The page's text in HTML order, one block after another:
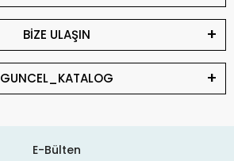
BİZE ULAŞIN
GUNCEL_KATALOG
E-Bülten